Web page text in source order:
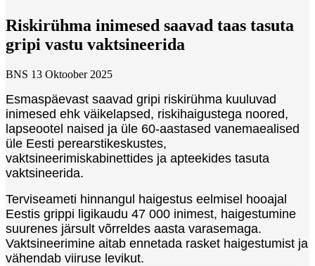
Riskirühma inimesed saavad taas tasuta
gripi vastu vaktsineerida
BNS 13 Oktoober 2025
Esmaspäevast saavad gripi riskirühma kuuluvad
inimesed ehk väikelapsed, riskihaigustega noored,
lapseootel naised ja üle 60-aastased vanemaealised
üle Eesti perearstikeskustes,
vaktsineerimiskabinettides ja apteekides tasuta
vaktsineerida.
Terviseameti hinnangul haigestus eelmisel hooajal
Eestis grippi ligikaudu 47 000 inimest, haigestumine
suurenes järsult võrreldes aasta varasemaga.
Vaktsineerimine aitab ennetada rasket haigestumist ja
vähendab viiruse levikut.